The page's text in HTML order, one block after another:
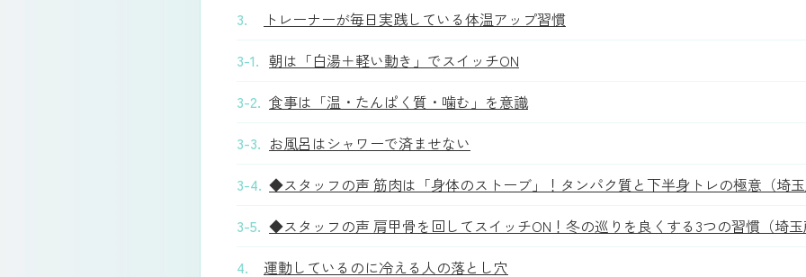
3.
トレーナーが毎日実践している体温アップ習慣
3-1. 朝は「白湯＋軽い動き」でスイッチON
3-2. 食事は「温・たんぱく質・噛む」を意識
3-3. お風呂はシャワーで済ませない
3-4. ◆スタッフの声 筋肉は「身体のストーブ」！タンパク質と下半身トレの極意（埼
3-5. ◆スタッフの声 肩甲骨を回してスイッチON！冬の巡りを良くする3つの習慣（埼
4.
運動しているのに冷える人の落とし穴